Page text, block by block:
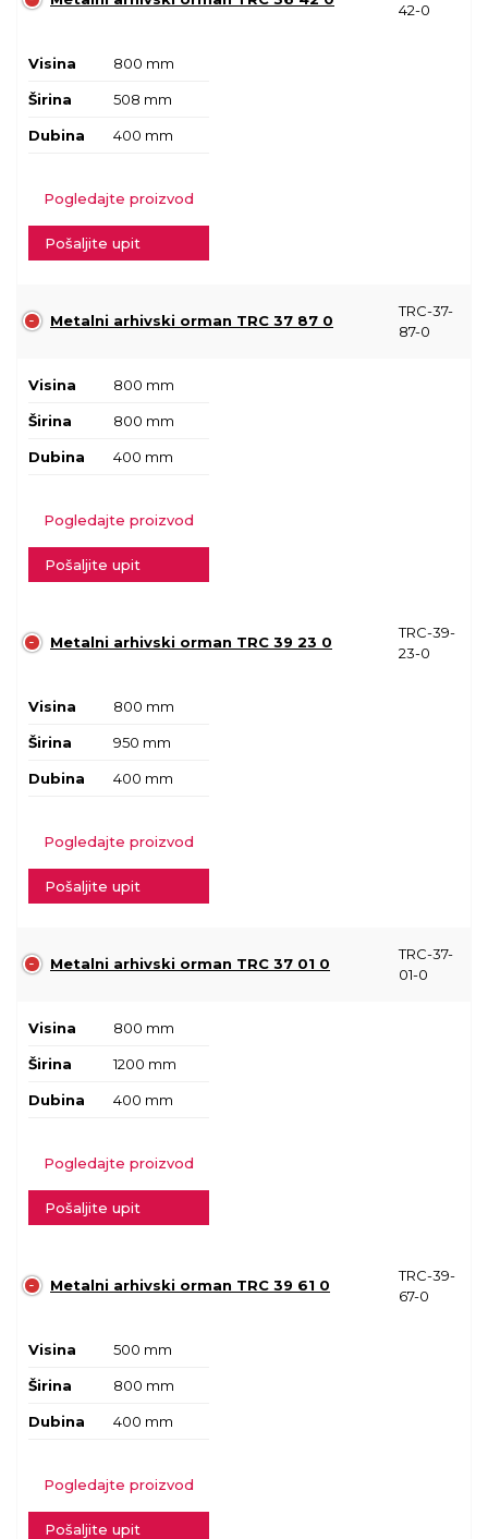
42-0
Visina 800 mm
Širina 508 mm
Dubina 400 mm
Pogledajte proizvod
Pošaljite upit
Metalni arhivski orman TRC 37 87 0
TRC-37-
87-0
Visina 800 mm
Širina 800 mm
Dubina 400 mm
Pogledajte proizvod
Pošaljite upit
Metalni arhivski orman TRC 39 23 0
TRC-39-
23-0
Visina 800 mm
Širina 950 mm
Dubina 400 mm
Pogledajte proizvod
Pošaljite upit
Metalni arhivski orman TRC 37 01 0
TRC-37-
01-0
Visina 800 mm
Širina 1200 mm
Dubina 400 mm
Pogledajte proizvod
Pošaljite upit
Metalni arhivski orman TRC 39 61 0
TRC-39-
67-0
Visina 500 mm
Širina 800 mm
Dubina 400 mm
Pogledajte proizvod
Pošaljite upit